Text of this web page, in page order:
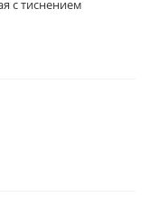
с тиснением